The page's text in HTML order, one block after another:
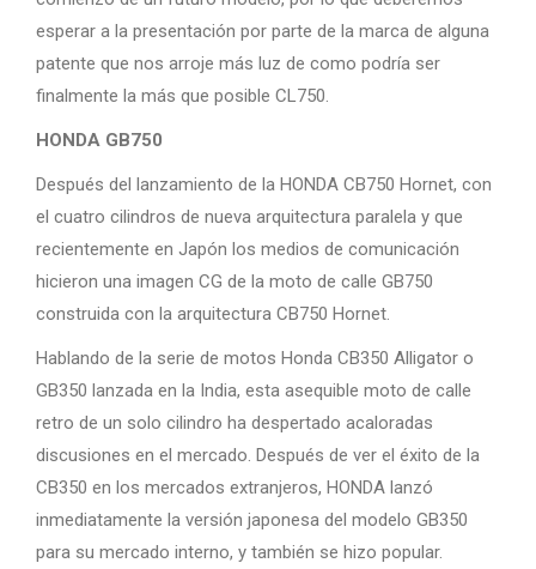
esperar a la presentación por parte de la marca de alguna
patente que nos arroje más luz de como podría ser
finalmente la más que posible CL750.
HONDA GB750
Después del lanzamiento de la HONDA CB750 Hornet, con
el cuatro cilindros de nueva arquitectura paralela y que
recientemente en Japón los medios de comunicación
hicieron una imagen CG de la moto de calle GB750
construida con la arquitectura CB750 Hornet.
Hablando de la serie de motos Honda CB350 Alligator o
GB350 lanzada en la India, esta asequible moto de calle
retro de un solo cilindro ha despertado acaloradas
discusiones en el mercado. Después de ver el éxito de la
CB350 en los mercados extranjeros, HONDA lanzó
inmediatamente la versión japonesa del modelo GB350
para su mercado interno, y también se hizo popular.